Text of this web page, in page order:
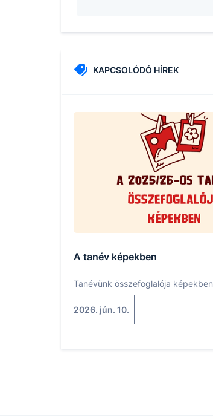
KAPCSOLÓDÓ HÍREK
A tanév képekben
Tanévünk összefoglalója képekben
2026. jún. 10.